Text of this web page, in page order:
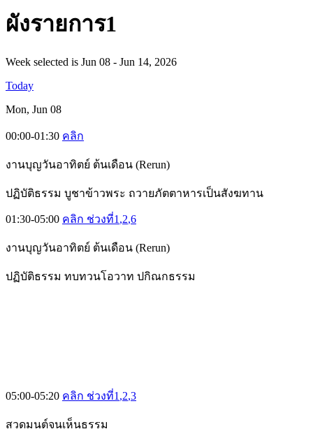
ผังรายการ1
Week selected is Jun 08 - Jun 14, 2026
Today
Mon, Jun 08
00:00-01:30 คลิก
งานบุญวันอาทิตย์ ต้นเดือน (Rerun)
ปฏิบัติธรรม บูชาข้าวพระ ถวายภัตตาหารเป็นสังฆทาน
01:30-05:00 คลิก ช่วงที่1 ,2,6
งานบุญวันอาทิตย์ ต้นเดือน (Rerun)
ปฏิบัติธรรม ทบทวนโอวาท ปกิณกธรรม
05:00-05:20 คลิก ช่วงที่1 ,2,3
สวดมนต์จนเห็นธรรม